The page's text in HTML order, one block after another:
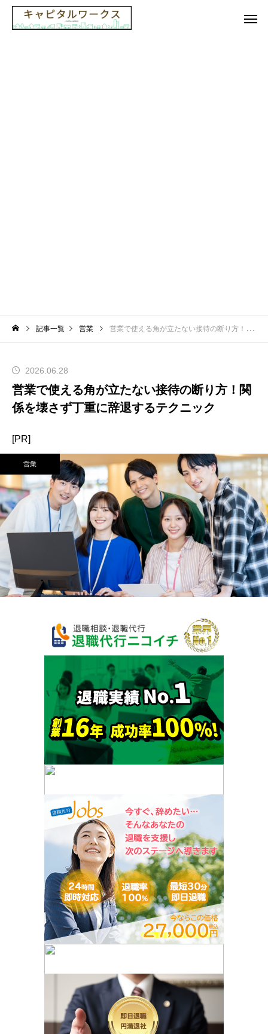
記事一覧 営業 営業で使える角が立たない接待の断り方！関係を壊さず丁重に辞退するテクニック
2026.06.28
営業で使える角が立たない接待の断り方！関
係を壊さず丁重に辞退するテクニック
[PR]
営業